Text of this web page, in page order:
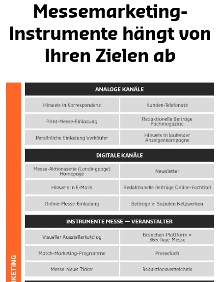
Messemarketing-
Instrumente hängt von
Ihren Zielen ab